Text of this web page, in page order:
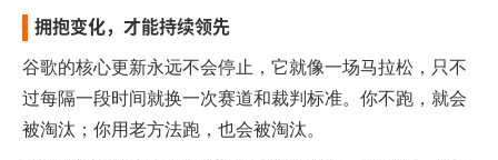
拥抱变化，才能持续领先
谷歌的核心更新永远不会停止，它就像一场马拉松，只不
过每隔一段时间就换一次赛道和裁判标准。你不跑，就会
被淘汰；你用老方法跑，也会被淘汰。